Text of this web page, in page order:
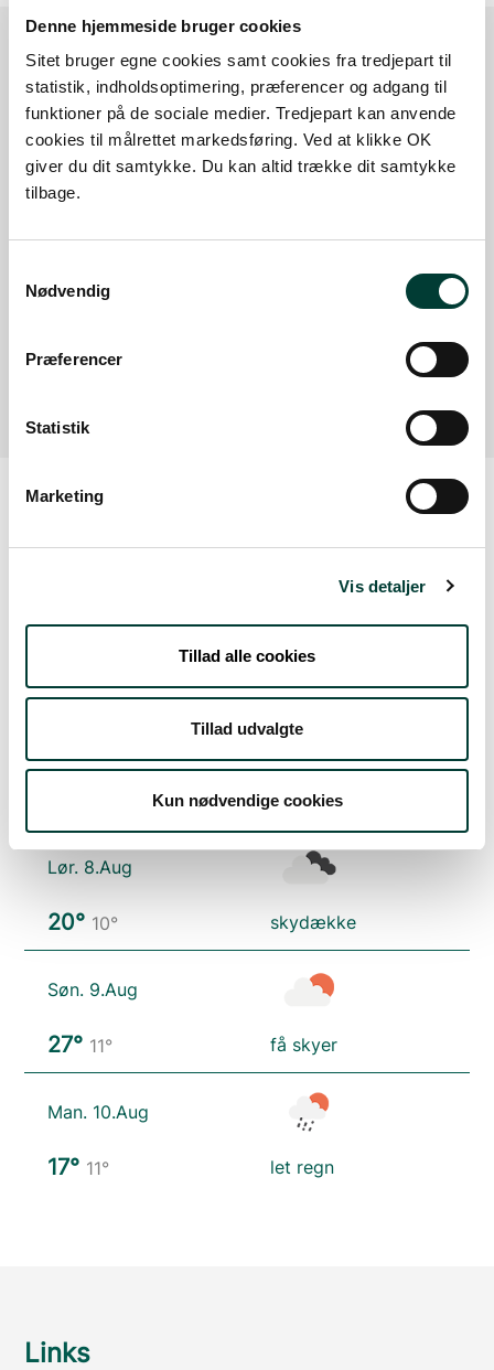
Denne hjemmeside bruger cookies
Sitet bruger egne cookies samt cookies fra tredjepart til
statistik, indholdsoptimering, præferencer og adgang til
funktioner på de sociale medier. Tredjepart kan anvende
cookies til målrettet markedsføring. Ved at klikke OK
giver du dit samtykke. Du kan altid trække dit samtykke
tilbage.
Nødvendig
Præferencer
Statistik
Marketing
Vis detaljer
Tillad alle cookies
Tillad udvalgte
Kun nødvendige cookies
Sådan kommer du dertil
Parkering
Der er ingen parkeringspladser i umiddelbar nærhed
af faciliteten.
Vejrudsigt
Tors. 6.Aug
skydække
Lør. 8.Aug
20° 10° skydække
Søn. 9.Aug
27° 11° få skyer
Man. 10.Aug
17° 11° let regn
Links